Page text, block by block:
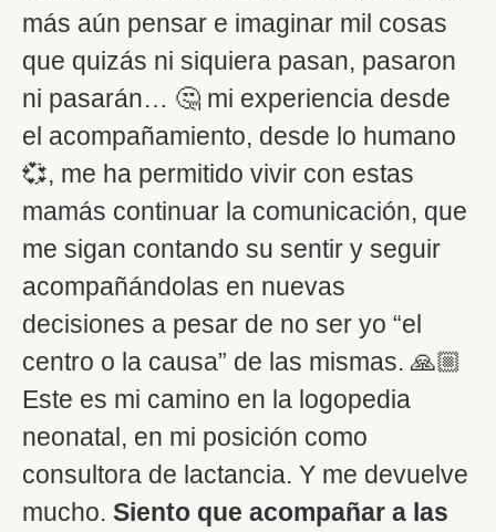
más aún pensar e imaginar mil cosas
que quizás ni siquiera pasan, pasaron
ni pasarán… 🤔 mi experiencia desde
el acompañamiento, desde lo humano
💞, me ha permitido vivir con estas
mamás continuar la comunicación, que
me sigan contando su sentir y seguir
acompañándolas en nuevas
decisiones a pesar de no ser yo “el
centro o la causa” de las mismas. 🙏🏼
Este es mi camino en la logopedia
neonatal, en mi posición como
consultora de lactancia. Y me devuelve
mucho. Siento que acompañar a las